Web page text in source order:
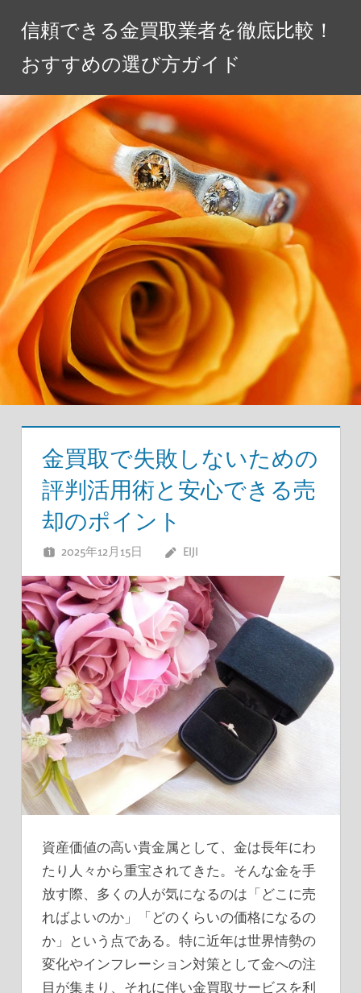
ツ
へ
ス
キ
信頼できる金買取業者を徹底比較！
おすすめの選び方ガイド
金買取で失敗しないための
評判活用術と安心できる売
却のポイント
2025年12月15日 EIJI
資産価値の高い貴金属として、金は長年にわ
たり人々から重宝されてきた。 そんな金を手
放す際、多くの人が気になるのは「どこに売
ればよいのか」「どのくらいの価格になるの
か」という点である。特に近年は世界情勢の
変化やインフレーション対策として金への注
目が集まり、それに伴い金買取サービスを利